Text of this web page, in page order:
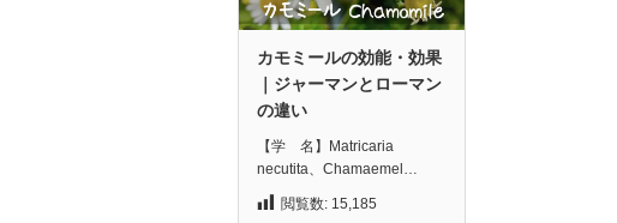
カモミールの効能・効果
｜ジャーマンとローマン
の違い
【学 名】Matricaria
necutita、Chamaemel…
閲覧数: 15,185